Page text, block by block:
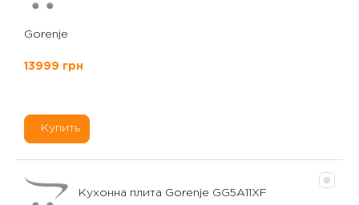
Gorenje
13999 грн
Купить
Кухонна плита Gorenje GG5A11XF